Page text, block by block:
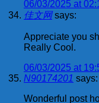
06/03/2025 at
佳文网 says:
Appreciate you
Really Cool.
06/03/2025 at
N90174201 says:
Wonderful post